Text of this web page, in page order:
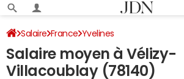
Salaire France Yvelines
Salaire moyen à Vélizy-
Villacoublay (78140)